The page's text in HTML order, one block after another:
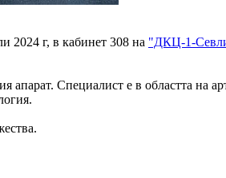
2024 г, в кабинет 308 на "ДКЦ-1-
Специалист е в областта на